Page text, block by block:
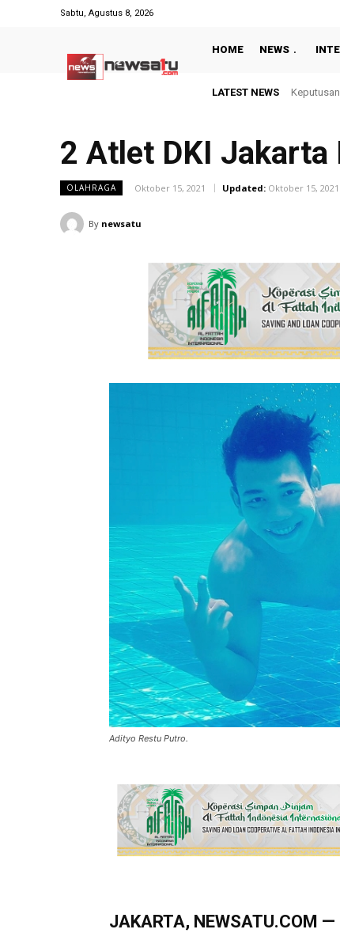
Sabtu, Agustus 8, 2026
HOME NEWS
LATEST NEWSKeputusan
Wawako
2 Atlet DKI Jakarta
OLAHRAGA Oktober 15, 2021 Updated: Oktober 15, 2021
By newsatu
Adityo Restu Putro.
JAKARTA, NEWSATU.COM